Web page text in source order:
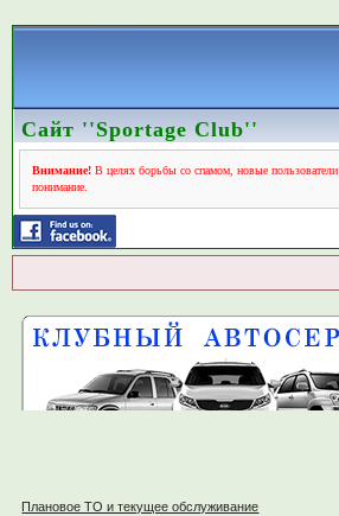
Сайт ''Sportage Club''
Внимание!В целях борьбы со спамом, новые пользователи
понимание.
Плановое ТО и текущее обслуживание